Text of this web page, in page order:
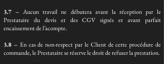
3.7 – Aucun travail ne débutera avant la réception par le
Prestataire du devis et des CGV signés et avant parfait
encaissement de l’acompte.
3.8 – En cas de non-respect par le Client de cette procédure de
commande, le Prestataire se réserve le droit de refuser la prestation.